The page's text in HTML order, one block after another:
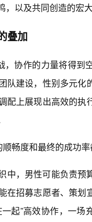
，以及共同创造的宏
叠加
，协作的力量将得
队建设，性别多元化
配上展现出高效的执
顺畅度和最终的成功
中，男性可能负责预
在招募志愿者、策划
起”高效协作，一